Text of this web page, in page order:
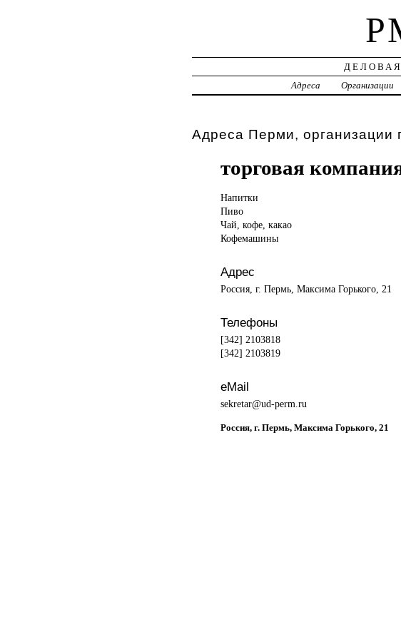
Адреса
Организации
Адреса Перми,
торговая
Напитки
Пиво
Чай, кофе, какао
Кофемашины
Адрес
Россия, г. Пермь, Максима Горького, 21
Телефоны
[342] 2103818
[342] 2103819
eMail
sekretar@ud-perm.ru
Россия, г. Пермь, Максима Горького, 21